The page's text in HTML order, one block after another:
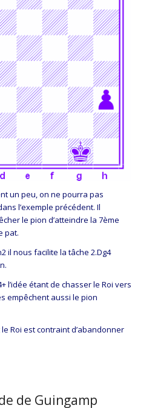
un peu, on ne pourra pas
l’exemple précédent. Il
le pion d’atteindre la 7ème
pat.
il nous facilite la tâche 2.Dg4
l’idée étant de chasser le Roi vers
empêchent aussi le pion
Roi est contraint d’abandonner
de Guingamp